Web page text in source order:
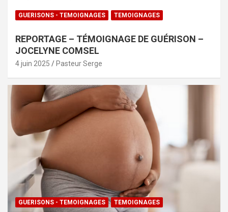
GUERISONS - TEMOIGNAGES TEMOIGNAGES
REPORTAGE – TÉMOIGNAGE DE GUÉRISON –
JOCELYNE COMSEL
4 juin 2025 Pasteur Serge
GUERISONS - TEMOIGNAGES TEMOIGNAGES